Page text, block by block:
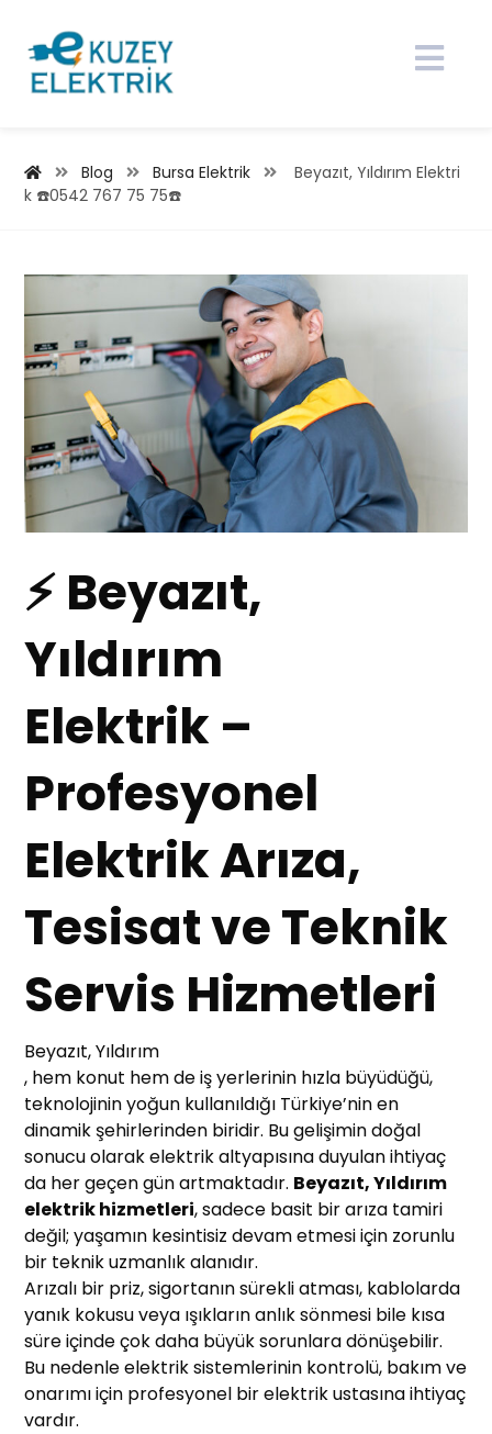
Blog Bursa Elektrik
Beyazıt, Yıldırım Elektri
k ☎️0542 767 75 75☎️
⚡ Beyazıt,
Yıldırım
Elektrik –
Profesyonel
Elektrik Arıza,
Tesisat ve Teknik
Servis Hizmetleri
Beyazıt, Yıldırım
, hem konut hem de iş yerlerinin hızla büyüdüğü,
teknolojinin yoğun kullanıldığı Türkiye’nin en
dinamik şehirlerinden biridir. Bu gelişimin doğal
sonucu olarak elektrik altyapısına duyulan ihtiyaç
da her geçen gün artmaktadır. Beyazıt, Yıldırım
elektrik hizmetleri, sadece basit bir arıza tamiri
değil; yaşamın kesintisiz devam etmesi için zorunlu
bir teknik uzmanlık alanıdır.
Arızalı bir priz, sigortanın sürekli atması, kablolarda
yanık kokusu veya ışıkların anlık sönmesi bile kısa
süre içinde çok daha büyük sorunlara dönüşebilir.
Bu nedenle elektrik sistemlerinin kontrolü, bakım ve
onarımı için profesyonel bir elektrik ustasına ihtiyaç
vardır.